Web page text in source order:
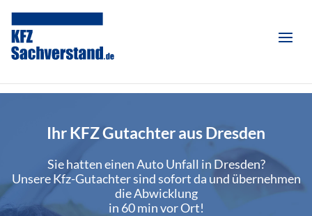
Ihr KFZ Gutachter aus Dresden
Sie hatten einen Auto Unfall in Dresden?
Unsere Kfz-Gutachter sind sofort da und übernehmen
die Abwicklung
in 60 min vor Ort!